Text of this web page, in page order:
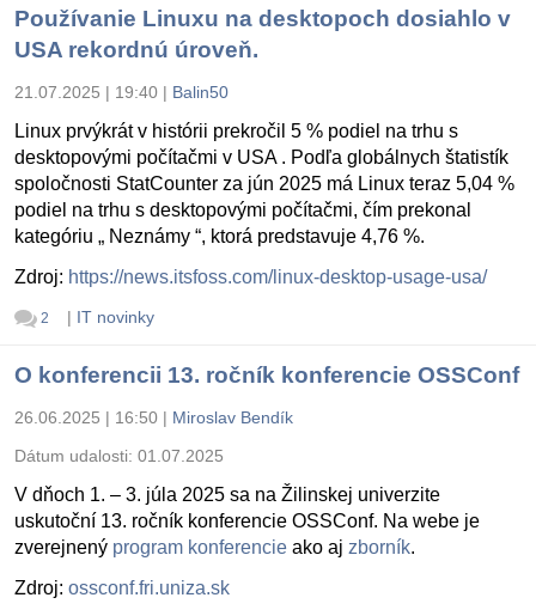
Používanie Linuxu na desktopoch dosiahlo v
USA rekordnú úroveň.
21.07.2025 | 19:40 | Balin50
Linux prvýkrát v histórii prekročil 5 % podiel na trhu s
desktopovými počítačmi v USA . Podľa globálnych štatistík
spoločnosti StatCounter za jún 2025 má Linux teraz 5,04 %
podiel na trhu s desktopovými počítačmi, čím prekonal
kategóriu „ Neznámy “, ktorá predstavuje 4,76 %.
Zdroj: https://news.itsfoss.com/linux-desktop-usage-usa/
2 | IT novinky
O konferencii 13. ročník konferencie OSSConf
26.06.2025 | 16:50 | Miroslav Bendík
Dátum udalosti: 01.07.2025
V dňoch 1. – 3. júla 2025 sa na Žilinskej univerzite
uskutoční 13. ročník konferencie OSSConf. Na webe je
zverejnený program konferencie ako aj zborník.
Zdroj: ossconf.fri.uniza.sk